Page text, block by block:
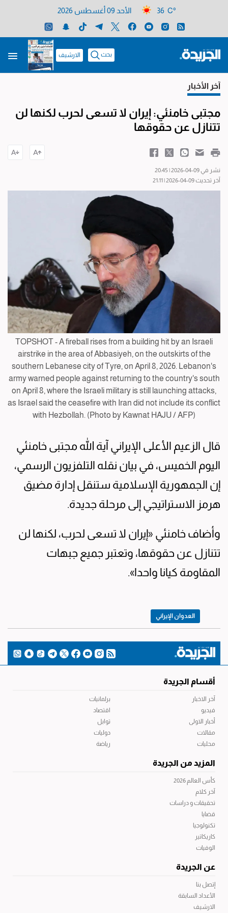
36 C° الأحد 09 أغسطس 2026
بحث الارشيف
آخر الأخبار
مجتبى خامنئي: إيران لا تسعى لحرب لكنها لن
تتنازل عن حقوقها
نشر في 09-04-2026 | 20:45
آخر تحديث 09-04-2026 | 21:11
TOPSHOT - A fireball rises from a building hit by an Israeli
airstrike in the area of Abbasiyeh, on the outskirts of the
southern Lebanese city of Tyre, on April 8, 2026. Lebanon's
army warned people against returning to the country's south
on April 8, where the Israeli military is still launching attacks,
as Israel said the ceasefire with Iran did not include its conflict
with Hezbollah. (Photo by Kawnat HAJU / AFP)
قال الزعيم ⁠الأعلى الإيراني ⁠آية الله مجتبى خامنئي
‌اليوم ​الخميس، ‌في ​بيان نقله ‌التلفزيون ‌الرسمي،
إن الجمهورية الإسلامية ستنقل ​إدارة مضيق
هرمز الاستراتيجي ​إلى مرحلة ‌جديدة.
وأضاف خامنئي «إيران لا تسعى لحرب، لكنها لن
تتنازل ⁠عن حقوقها، وتعتبر جميع ⁠جبهات
‌المقاومة ​كيانا واحدا».
العدوان الإيراني
أقسام الجريدة
آخر الاخبار
فيديو
أخبار الاولى
مقالات
محليات
برلمانيات
اقتصاد
توابل
دوليات
رياضة
المزيد من الجريدة
كأس العالم 2026
آخر كلام
تحقيقات و دراسات
قضايا
تكنولوجيا
كاريكاتير
الوفيات
عن الجريدة
إتصل بنا
الأعداد السابقة
الارشيف